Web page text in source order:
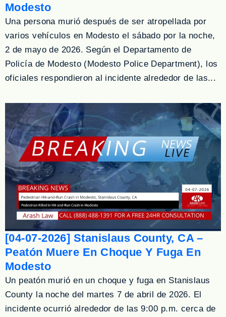
Modesto
Una persona murió después de ser atropellada por
varios vehículos en Modesto el sábado por la noche,
2 de mayo de 2026. Según el Departamento de
Policía de Modesto (Modesto Police Department), los
oficiales respondieron al incidente alrededor de las...
[04-07-2026] Stanislaus County, CA –
Peatón Muere En Choque Y Fuga En
Modesto
Un peatón murió en un choque y fuga en Stanislaus
County la noche del martes 7 de abril de 2026. El
incidente ocurrió alrededor de las 9:00 p.m. cerca de